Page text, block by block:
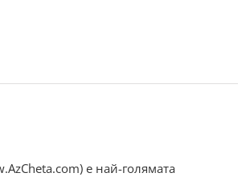
е най-голямата